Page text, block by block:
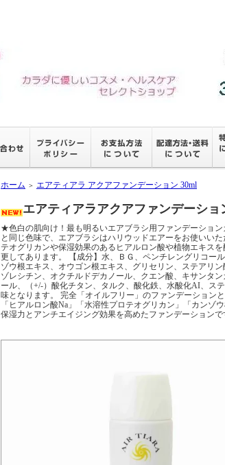
ホーム ＞ エアティアラ アクアファンデーション 30ml
エアティアラアクアファンデーショ
★色白の肌向け！最も明るいエアブラシ用ファンデーショ
と同じ色味で、エアブラシはハリウッドエアーをお使いい
テオグリカンや保湿効果のあるヒアルロン酸や植物エキス
更してあります。 【成分】水、ＢＧ、ペンチレングリコー
ゾウ根エキス、オウゴン根エキス、グリセリン、ステアリ
ゾレシチン、オクチルドデカノール、クエン酸、キサンタ
ール、（+/-）酸化チタン、タルク、酸化鉄、水酸化AI、ス
味となります。 完全「オイルフリー」のファンデーション
「ヒアルロン酸Na」「水溶性プロテオグリカン」「カンゾ
保湿力とアンチエイジング効果を高めたファンデーションで